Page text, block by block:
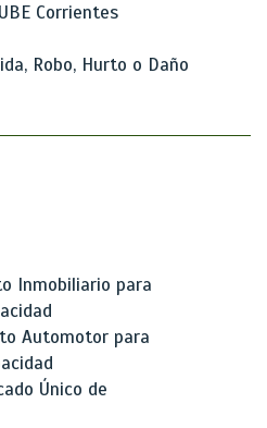
Corrientes
Robo, Hurto o Daño
Inmobiliario para
Automotor para
Único de